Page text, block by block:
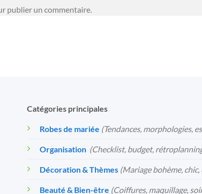
publier un commentaire.
Catégories principales
Robes de mariée (Tendances, morphologies,
Organisation (Checklist, budget,
Décoration & Thèmes (Mariage bohème,
Beauté & Bien-être (Coiffures, maquillage,